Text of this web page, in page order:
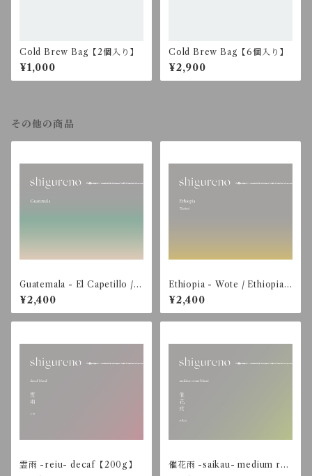
Cold Brew Bag【2個入り】
¥1,000
Cold Brew Bag【6個入り】
¥2,900
その他の商品
Guatemala - El Capetillo / B
ourbon - Washed【200g】
¥2,400
Ethiopia - Wote / Ethiopian
Heirloom - Washed【200
g】
¥2,400
霊雨 -reiu- decaf【200g】
催花雨 -saikau- medium roa